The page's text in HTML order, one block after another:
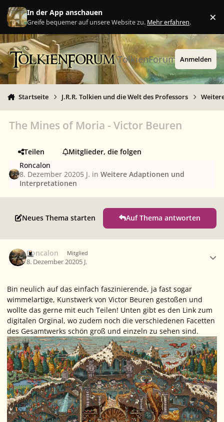
Zu Inhalt springen
In der App anschauen
Greife bequemer auf unsere Website zu. Mehr erfahren. ×
TolkienForum Anmelden
Startseite J.R.R. Tolkien und die Welt des Professors
The Mines of Moria - Victor Beuren
Teilen
Mitglieder, die folgen
Roncalon
8. Dezember 20205 J. inWeitere Adaptionen und
Interpretationen
Neues Thema starten Auf Thema antworten
Roncalon Mitglied
8. Dezember 20205 J.
Bin neulich auf das einfach faszinierende, ja fast sogar
wimmelartige, Kunstwerk von Victor Beuren gestoßen und
wollte das gerne mit euch Teilen! Unten gibt es den Link zum
digitalen Orginal, wo zudem noch die verschiedenen Facetten
des Gesamtwerks schön groß und einzeln zu sehen sind.